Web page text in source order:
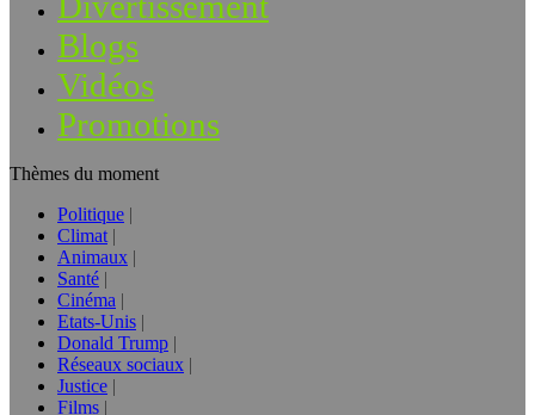
Blogs
Vidéos
Promotions
Thèmes du moment
Politique
Climat
Animaux
Santé
Cinéma
Etats-Unis
Donald Trump
Réseaux sociaux
Justice
Films